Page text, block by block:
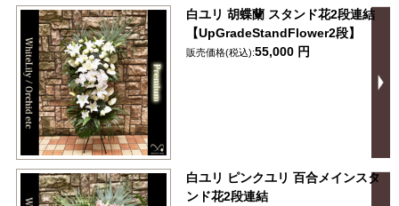
白ユリ 胡蝶蘭 スタンド花2段連結
【UpGradeStandFlower2段】
販売価格(税込):55,000 円
白ユリ ピンクユリ 百合メインスタ
ンド花2段連結